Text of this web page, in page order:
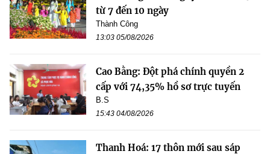
từ 7 đến 10 ngày
Thành Công
13:03 05/08/2026
Cao Bằng: Đột phá chính quyền 2
cấp với 74,35% hồ sơ trực tuyến
B.S
15:43 04/08/2026
Thanh Hoá: 17 thôn mới sau sáp